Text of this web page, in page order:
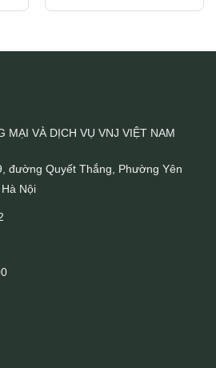
MẠI VÀ DỊCH VỤ VNJ VIỆT NAM
đường Quyết Thắng, Phường Yên
Nội